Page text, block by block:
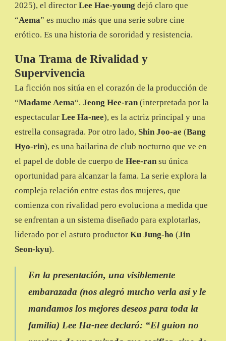
2025), el director Lee Hae-young dejó claro que
“Aema” es mucho más que una serie sobre cine
erótico. Es una historia de sororidad y resistencia.
Una Trama de Rivalidad y
Supervivencia
La ficción nos sitúa en el corazón de la producción de
“Madame Aema“. Jeong Hee-ran (interpretada por la
espectacular Lee Ha-nee), es la actriz principal y una
estrella consagrada. Por otro lado, Shin Joo-ae (Bang
Hyo-rin), es una bailarina de club nocturno que ve en
el papel de doble de cuerpo de Hee-ran su única
oportunidad para alcanzar la fama. La serie explora la
compleja relación entre estas dos mujeres, que
comienza con rivalidad pero evoluciona a medida que
se enfrentan a un sistema diseñado para explotarlas,
liderado por el astuto productor Ku Jung-ho (Jin
Seon-kyu).
En la presentación, una visiblemente
embarazada (nos alegró mucho verla así y le
mandamos los mejores deseos para toda la
familia) Lee Ha-nee declaró: “El guion no